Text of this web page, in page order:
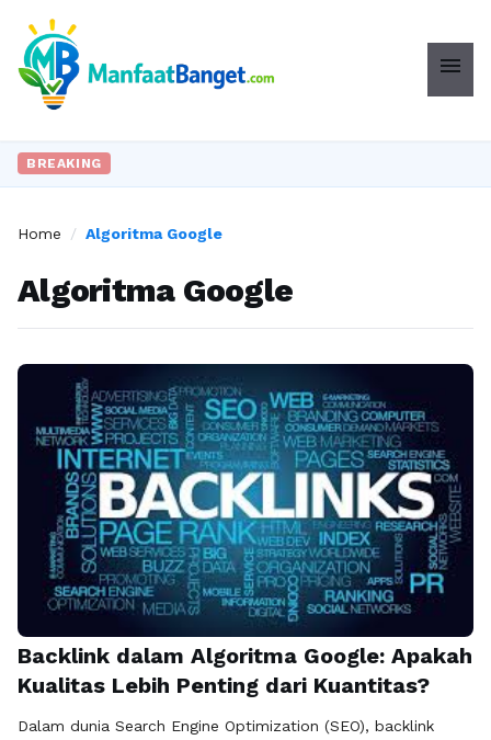
menu
BREAKING
Home / Algoritma Google
Algoritma Google
Backlink dalam Algoritma Google: Apakah
Kualitas Lebih Penting dari Kuantitas?
Dalam dunia Search Engine Optimization (SEO), backlink